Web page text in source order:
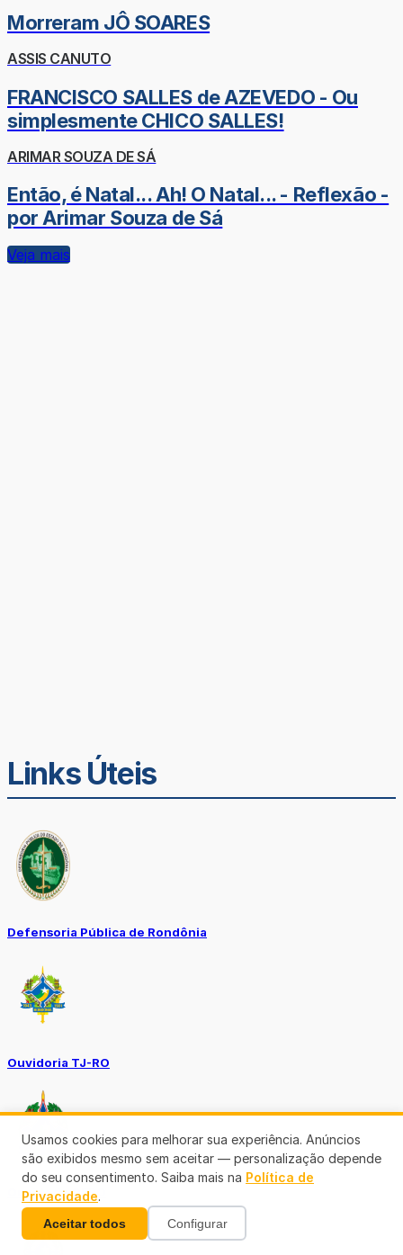
Morreram JÔ SOARES
ASSIS CANUTO
FRANCISCO SALLES de AZEVEDO - Ou
simplesmente CHICO SALLES!
ARIMAR SOUZA DE SÁ
Então, é Natal... Ah! O Natal... - Reflexão -
por Arimar Souza de Sá
Veja mais
Links Úteis
Defensoria Pública de Rondônia
Ouvidoria TJ-RO
Ouvidoria GERO
Usamos cookies para melhorar sua experiência. Anúncios
são exibidos mesmo sem aceitar — personalização depende
do seu consentimento. Saiba mais na Política de
Privacidade.
Aceitar todos Configurar